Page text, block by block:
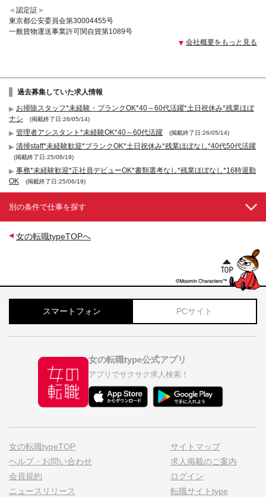
＜認定証＞
東京都公安委員会第30004455号
一般貨物運送事業許可関自貨第1089号
会社概要をもっと見る
過去募集していた求人情報
お掃除スタッフ*未経験・ブランクOK*40～60代活躍*土日祝休み*残業ほぼ
ナシ
(掲載終了日:26/05/14)
管理者アシスタント*未経験OK*40～60代活躍 (掲載終了日:26/05/14)
清掃staff*未経験歓迎*ブランクOK*土日祝休み*残業ほぼなし*40代50代活躍
(掲載終了日:25/06/19)
事務*未経験歓迎*正社員デビューOK*書類選考なし*残業ほぼなし*16時退勤
OK
(掲載終了日:25/06/19)
別の条件で仕事を探す
女の転職typeTOPへ
スマートフォン PCサイト
女の転職type公式アプリ
アプリでサクサク求人検索！
女の転職typeTOP
ヘルプ・お問い合わせ
会員規約
ニュースリリース
サイトマップ
求人掲載のご案内
ログイン
転職サイトtype